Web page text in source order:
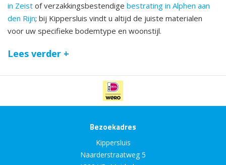
in Zeist of verzakkingsbestendige bestrating in Alphen aan
den Rijn; bij Kippersluis vindt u altijd de juiste materialen
voor uw specifieke bodemtype en woonstijl.
Lees verder +
Bezoekadres
Kippersluis
Naarderstraatweg 5